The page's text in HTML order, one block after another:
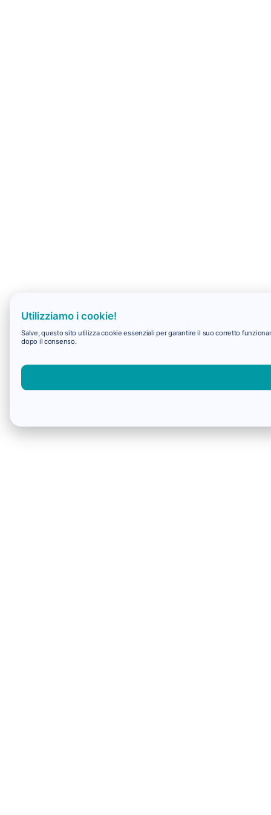
Utilizziamo i cookie!
Salve, questo sito utilizza cookie essenziali per garantire il suo corretto
dopo il consenso.